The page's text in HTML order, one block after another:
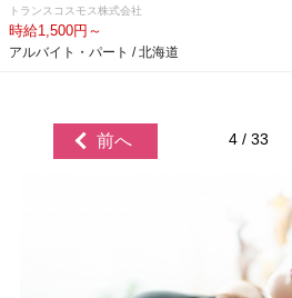
トランスコスモス株式会社
時給1,500円～
アルバイト・パート / 北海道
前へ 4 / 33